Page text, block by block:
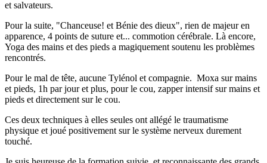
et salvateurs.
Pour la suite, "Chanceuse! et Bénie des dieux", rien de majeur en
apparence, 4 points de suture et... commotion cérébrale. Là encore,
Yoga des mains et des pieds a magiquement soutenu les problèmes
rencontrés.
Pour le mal de tête, aucune Tylénol et compagnie. Moxa sur mains
et pieds, 1h par jour et plus, pour le cou, zapper intensif sur mains et
pieds et directement sur le cou.
Ces deux techniques à elles seules ont allégé le traumatisme
physique et joué positivement sur le système nerveux durement
touché.